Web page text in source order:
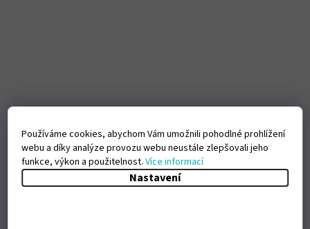
Používáme cookies, abychom Vám umožnili pohodlné prohlížení
webu a díky analýze provozu webu neustále zlepšovali jeho
funkce, výkon a použitelnost.Více informací
Nastavení